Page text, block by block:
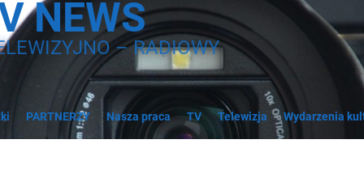
NEWS
– RADIOWY
PARTNERZY Nasza praca TV Telewizja Wydarzenia